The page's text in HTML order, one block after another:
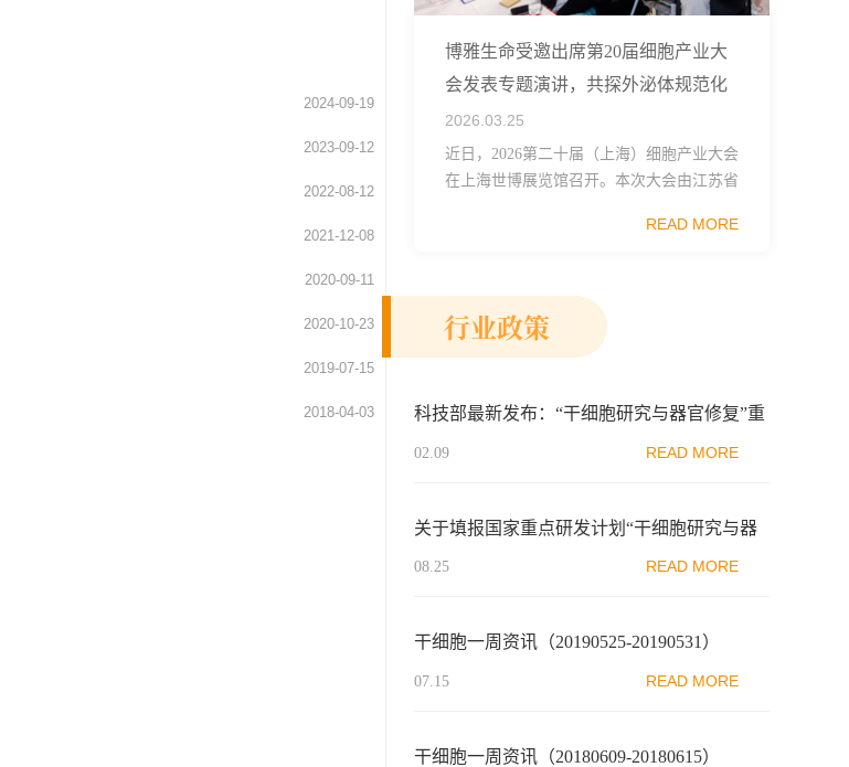
2024-09-19
2023-09-12
2022-08-12
2021-12-08
2020-09-11
2020-10-23
2019-07-15
2018-04-03
博雅生命受邀出席第20届细胞产业大
会发表专题演讲，共探外泌体规范化
发展
2026.03.25
近日，2026第二十届（上海）细胞产业大会
在上海世博展览馆召开。本次大会由江苏省
促进会细胞医药分会、武汉东湖国家自主创
READ MORE
行业政策
科技部最新发布：“干细胞研究与器官修复”重
点专项2022年度项目申报指南（征求意见稿）
02.09 READ MORE
关于填报国家重点研发计划“干细胞研究与器
官修复”等5个重点专项2021年度项目申报书的
08.25 READ MORE
干细胞一周资讯（20190525-20190531）
07.15 READ MORE
干细胞一周资讯（20180609-20180615）